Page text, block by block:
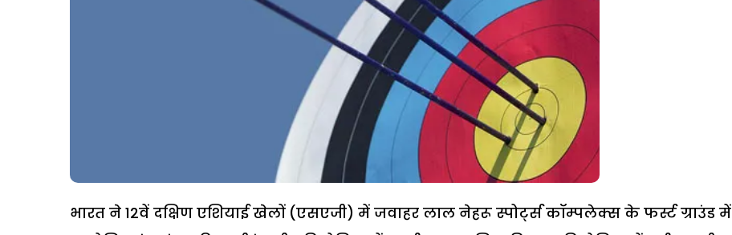
भारत ने 12वें दक्षिण एशियाई खेलों (एसएजी) में जवाहर लाल नेहरू स्पोर्ट्स कॉम्पलेक्स के फर्स्ट ग्राउंड में